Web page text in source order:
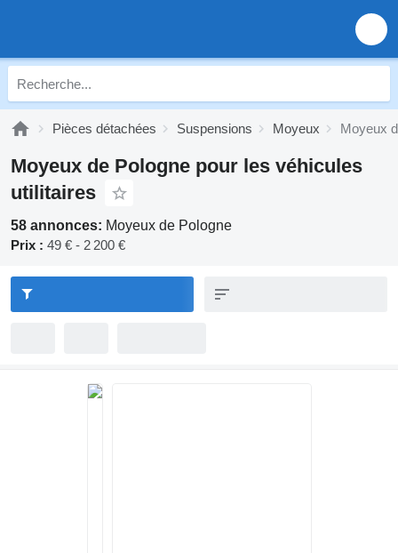
Pièces détachées Suspensions Moyeux Moyeux
Moyeux de Pologne pour les véhicules
utilitaires
58 annonces: Moyeux de Pologne
Prix : 49 € - 2 200 €